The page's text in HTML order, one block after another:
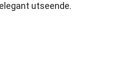
utseende.